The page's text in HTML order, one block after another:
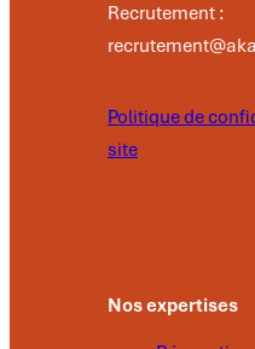
Recrutement :
Politique de
site
Nos expertises